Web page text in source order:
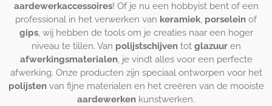
aardewerkaccessoires! Of je nu een hobbyist bent of een
professional in het verwerken van keramiek, porselein of
gips, wij hebben de tools om je creaties naar een hoger
niveau te tillen. Van polijstschijventot glazuuren
afwerkingsmaterialen, je vindt alles voor een perfecte
afwerking. Onze producten zijn speciaal ontworpen voor het
polijstenvan fijne materialen en het creëren van de mooiste
aardewerken kunstwerken.